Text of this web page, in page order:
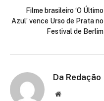
Filme brasileiro ‘O Último
Azul’ vence Urso de Prata no
Festival de Berlim
Da Redação
Site